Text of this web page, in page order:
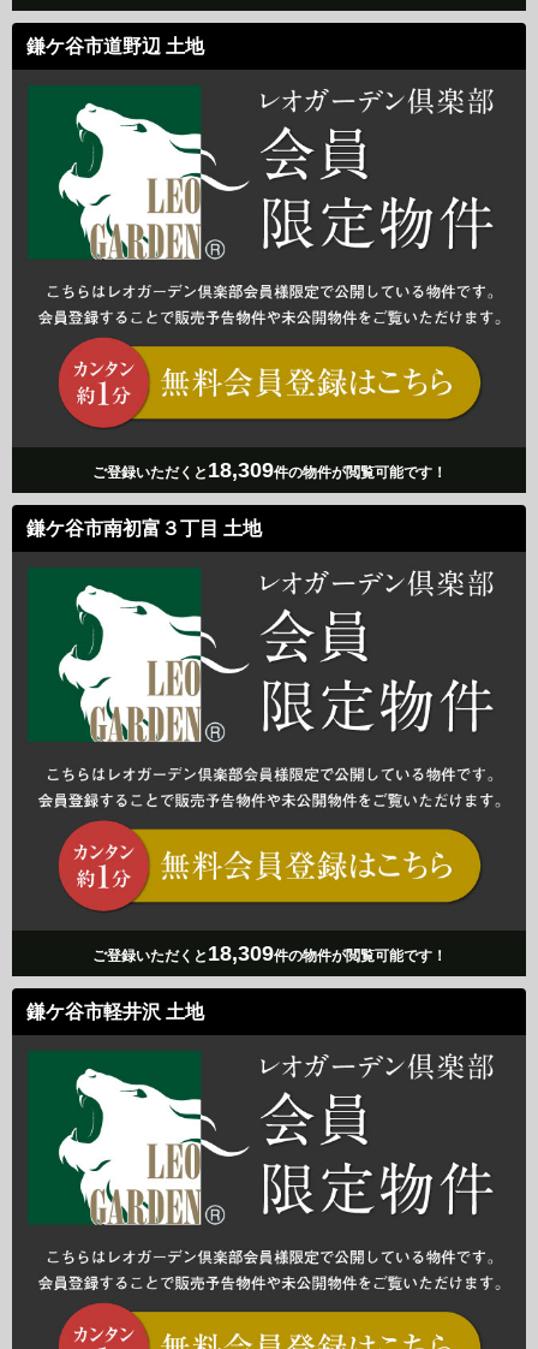
鎌ケ谷市道野辺 土地
ご登録いただくと 18,309件の物件が閲覧可能です！
鎌ケ谷市南初富３丁目 土地
ご登録いただくと 18,309件の物件が閲覧可能です！
鎌ケ谷市軽井沢 土地